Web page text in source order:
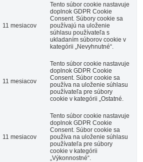
11 mesiacov
Tento súbor cookie nastavuje
doplnok GDPR Cookie
Consent. Súbory cookie sa
používajú na uloženie
súhlasu používateľa s
ukladaním súborov cookie v
kategórii „Nevyhnutné“.
11 mesiacov
Tento súbor cookie nastavuje
doplnok GDPR Cookie
Consent. Súbor cookie sa
používa na uloženie súhlasu
používateľa pre súbory
cookie v kategórii „Ostatné.
11 mesiacov
Tento súbor cookie nastavuje
doplnok GDPR Cookie
Consent. Súbor cookie sa
používa na uloženie súhlasu
používateľa pre súbory
cookie v kategórii
„Výkonnostné“.